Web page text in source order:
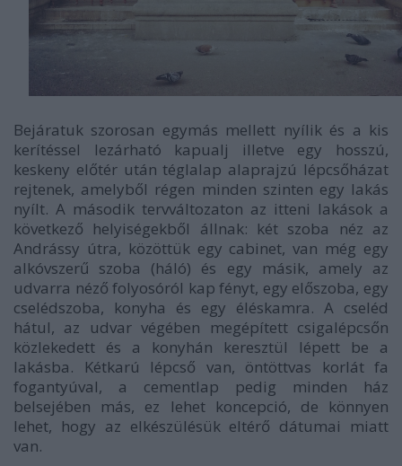
Bejáratuk szorosan egymás mellett nyílik és a kis
kerítéssel lezárható kapualj illetve egy hosszú,
keskeny előtér után téglalap alaprajzú lépcsőházat
rejtenek, amelyből régen minden szinten egy lakás
nyílt. A második tervváltozaton az itteni lakások a
következő helyiségekből állnak: két szoba néz az
Andrássy útra, közöttük egy cabinet, van még egy
alkóvszerű szoba (háló) és egy másik, amely az
udvarra néző folyosóról kap fényt, egy előszoba, egy
cselédszoba, konyha és egy éléskamra. A cseléd
hátul, az udvar végében megépített csigalépcsőn
közlekedett és a konyhán keresztül lépett be a
lakásba. Kétkarú lépcső van, öntöttvas korlát fa
fogantyúval, a cementlap pedig minden ház
belsejében más, ez lehet koncepció, de könnyen
lehet, hogy az elkészülésük eltérő dátumai miatt
van.